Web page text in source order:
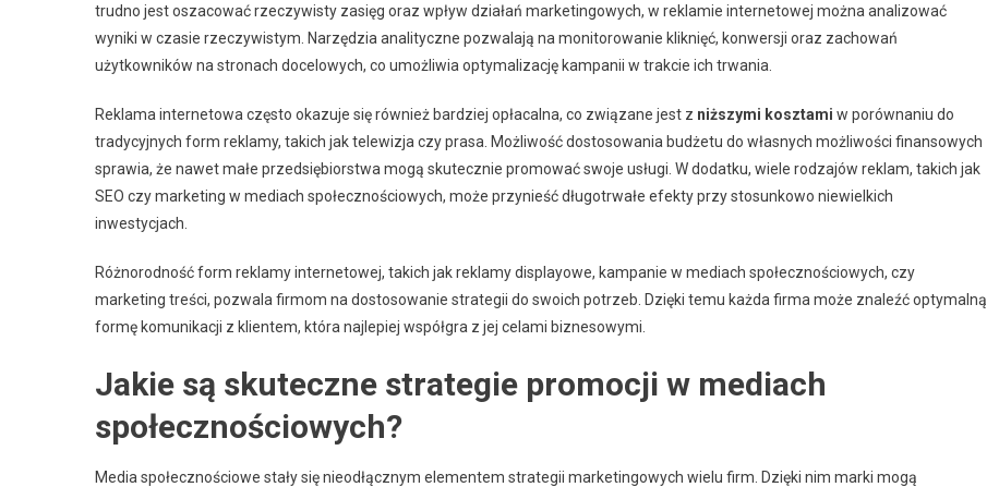
trudno jest oszacować rzeczywisty zasięg oraz wpływ działań marketingowych, w reklamie internetowej można analizować
wyniki w czasie rzeczywistym. Narzędzia analityczne pozwalają na monitorowanie kliknięć, konwersji oraz zachowań
użytkowników na stronach docelowych, co umożliwia optymalizację kampanii w trakcie ich trwania.
Reklama internetowa często okazuje się również bardziej opłacalna, co związane jest z niższymi kosztami w porównaniu do
tradycyjnych form reklamy, takich jak telewizja czy prasa. Możliwość dostosowania budżetu do własnych możliwości finansowych
sprawia, że nawet małe przedsiębiorstwa mogą skutecznie promować swoje usługi. W dodatku, wiele rodzajów reklam, takich jak
SEO czy marketing w mediach społecznościowych, może przynieść długotrwałe efekty przy stosunkowo niewielkich
inwestycjach.
Różnorodność form reklamy internetowej, takich jak reklamy displayowe, kampanie w mediach społecznościowych, czy
marketing treści, pozwala firmom na dostosowanie strategii do swoich potrzeb. Dzięki temu każda firma może znaleźć optymalną
formę komunikacji z klientem, która najlepiej współgra z jej celami biznesowymi.
Jakie są skuteczne strategie promocji w mediach
społecznościowych?
Media społecznościowe stały się nieodłącznym elementem strategii marketingowych wielu firm. Dzięki nim marki mogą